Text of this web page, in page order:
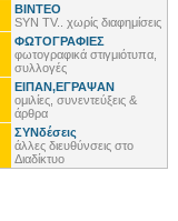
ΒΙΝΤΕΟ
SYN TV.. χωρίς διαφημίσεις
ΦΩΤΟΓΡΑΦΙΕΣ
φωτογραφικά στιγμιότυπα,
συλλογές
ΕΙΠΑΝ,ΕΓΡΑΨΑΝ
ομιλίες, συνεντεύξεις &
άρθρα
ΣΥΝδέσεις
άλλες διευθύνσεις στο
Διαδίκτυο